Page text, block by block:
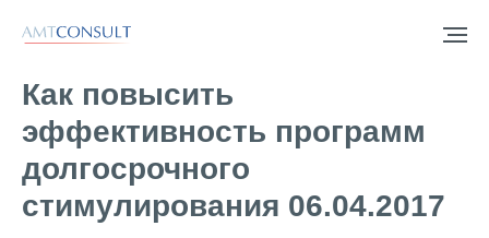
Как повысить
эффективность программ
долгосрочного
стимулирования 06.04.2017